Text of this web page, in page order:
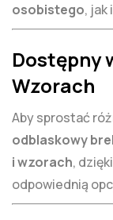
osobistego, jak i
Dostępny
Wzorach
Aby sprostać
odblaskowy
i wzorach,
odpowiednią